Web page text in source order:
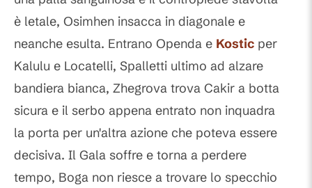
è letale, Osimhen insacca in diagonale e
neanche esulta. Entrano Openda e Kostic per
Kalulu e Locatelli, Spalletti ultimo ad alzare
bandiera bianca, Zhegrova trova Cakir a botta
sicura e il serbo appena entrato non inquadra
la porta per un'altra azione che poteva essere
decisiva. Il Gala soffre e torna a perdere
tempo, Boga non riesce a trovare lo specchio